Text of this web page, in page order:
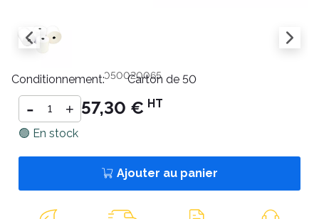
Référence :BT080C050020065
Conditionnement: Carton de 50
- + 57,30 € HT
🟢 En stock
Ajouter au panier